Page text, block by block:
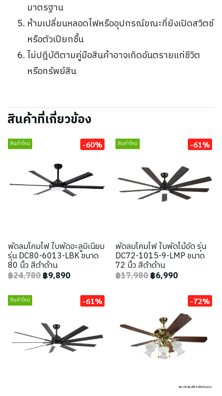
มาตรฐาน
ห้ามเปลี่ยนหลอดไฟหรืออุปกรณ์ขณะที่ยังเปิดสวิตช์
หรือตัวเปียกชื้น
ไม่ปฎิบัติตามคู่มือสินค้าอาจเกิดอันตรายแก่ชีวิต
หรือทรัพย์สิน
สินค้าที่เกี่ยวข้อง
สินค้าใหม่ -60%
พัดลมโคมไฟ ใบพัดอะลูมิเนียม
รุ่น DC80-6013-LBK ขนาด
80 นิ้ว สีดำด้าน
฿24,780฿9,890
สินค้าใหม่ -61%
พัดลมโคมไฟ ใบพัดไม้อัด รุ่น
DC72-1015-9-LMP ขนาด
72 นิ้ว สีดำด้าน
฿17,980฿6,990
สินค้าใหม่ -61% -72%